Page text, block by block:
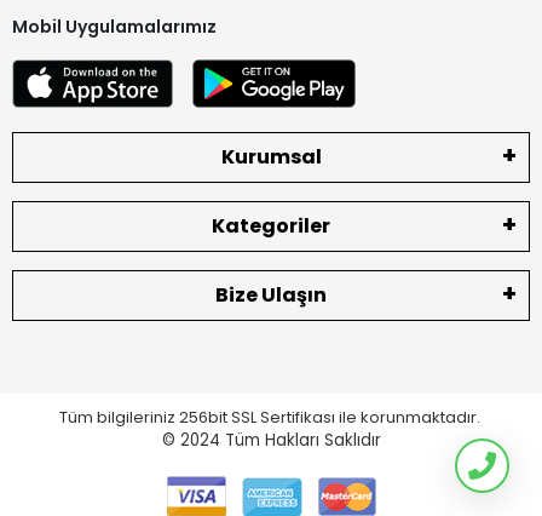
Mobil Uygulamalarımız
Kurumsal
Kategoriler
Bize Ulaşın
Tüm bilgileriniz 256bit SSL Sertifikası ile korunmaktadır.
© 2024 Tüm Hakları Saklıdır